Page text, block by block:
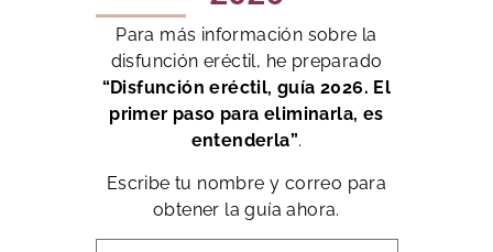
Para más información sobre la
disfunción eréctil, he preparado
“Disfunción eréctil, guía 2026. El
primer paso para eliminarla, es
entenderla”.
Escribe tu nombre y correo para
obtener la guía ahora.